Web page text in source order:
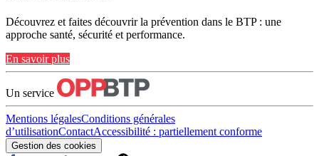
Découvrez et faites découvrir la prévention dans le BTP : une
approche santé, sécurité et performance.
En savoir plus
Un service
Mentions légalesConditions générales
d’utilisationContactAccessibilité : partiellement conforme
Gestion des cookies